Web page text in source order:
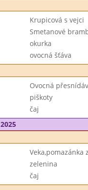
Krupicová s vejci
Smetanové
okurka
ovocná šťáva
Ovocná
piškoty
čaj
Veka,pomazánka
zelenina
čaj